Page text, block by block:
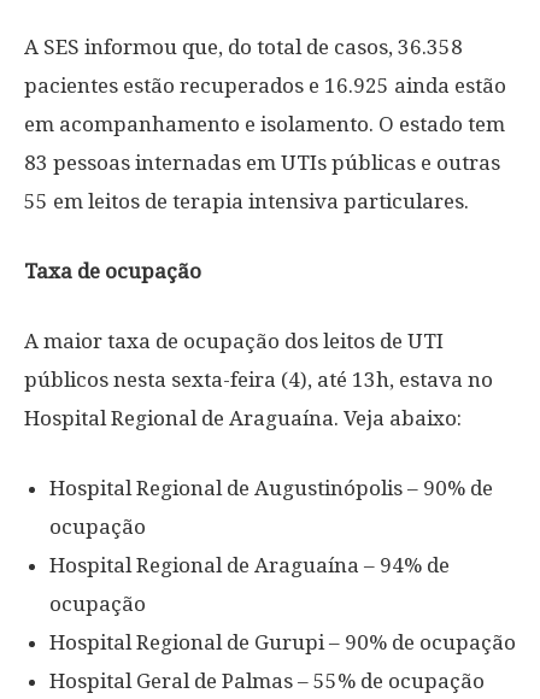
A SES informou que, do total de casos, 36.358
pacientes estão recuperados e 16.925 ainda estão
em acompanhamento e isolamento. O estado tem
83 pessoas internadas em UTIs públicas e outras
55 em leitos de terapia intensiva particulares.
Taxa de ocupação
A maior taxa de ocupação dos leitos de UTI
públicos nesta sexta-feira (4), até 13h, estava no
Hospital Regional de Araguaína. Veja abaixo:
Hospital Regional de Augustinópolis – 90% de
ocupação
Hospital Regional de Araguaína – 94% de
ocupação
Hospital Regional de Gurupi – 90% de ocupação
Hospital Geral de Palmas – 55% de ocupação